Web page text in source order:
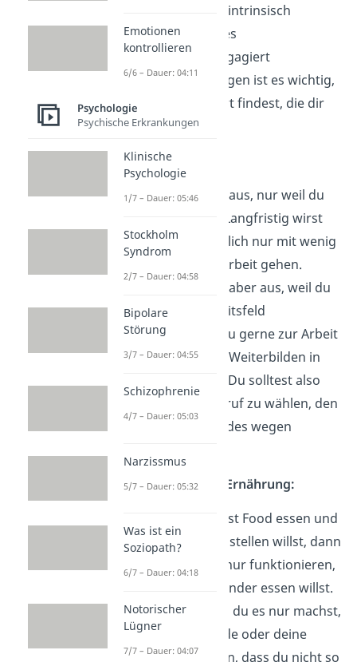
macht, dann bist du intrinsisch
motiviert und wirst es
wahrscheinlicher engagiert
durchziehen. Deswegen ist es wichtig,
dass du eine Sportart findest, die dir
Freude bereitet.
Beispiel Beruf
Du übst einen Beruf aus, nur weil du
das Geld brauchst? Langfristig wirst
du dann wahrscheinlich nur mit wenig
Engagement in die Arbeit gehen.
Führst du den Beruf aber aus, weil du
dich für dein Tätigkeitsfeld
interessierst, wirst du gerne zur Arbeit
gehen und Spaß am Weiterbilden in
dem Bereich haben. Du solltest also
versuchen, einen Beruf zu wählen, den
du nicht nur des Geldes wegen
Beispiel gesündere Ernährung:
Wenn du weniger Fast Food essen und
deine Ernährung umstellen willst, dann
wird das langfristig nur funktionieren,
wenn du selbst gesünder essen willst.
Es reicht nicht, wenn du es nur machst,
weil dir deine Freunde oder deine
Familie ständig sagen, dass du nicht so
Emotionen
kontrollieren
6/6 – Dauer: 04:11
Psychologie
Psychische Erkrankungen
Klinische
Psychologie
1/7 – Dauer: 05:46
Stockholm
Syndrom
2/7 – Dauer: 04:58
Bipolare
Störung
3/7 – Dauer: 04:55
Schizophrenie
4/7 – Dauer: 05:03
Narzissmus
5/7 – Dauer: 05:32
Was ist ein
Soziopath?
6/7 – Dauer: 04:18
Notorischer
Lügner
7/7 – Dauer: 04:07